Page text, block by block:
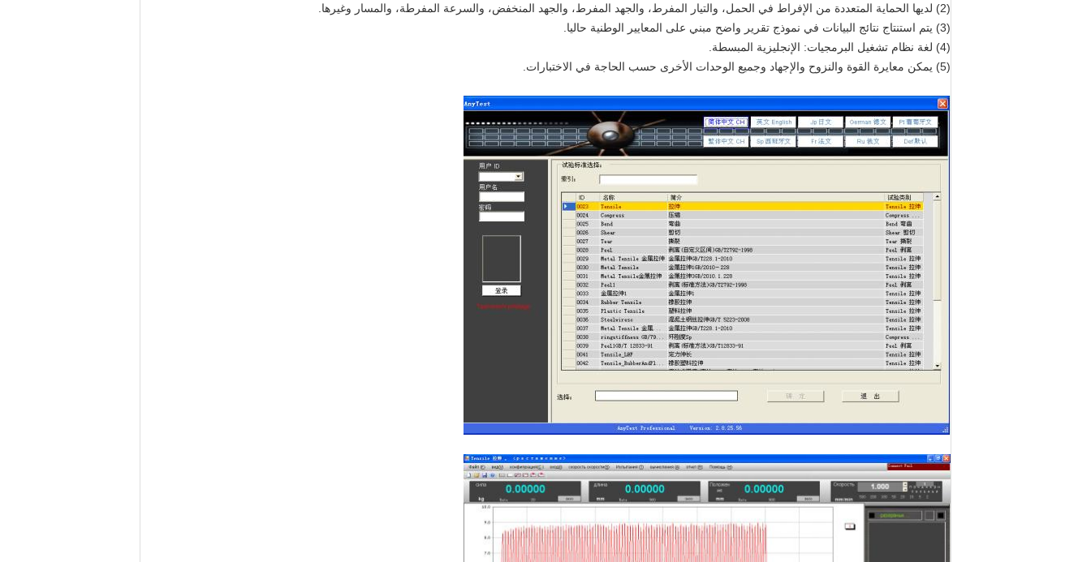
(2) لديها الحماية المتعددة من الإفراط في الحمل، والتيار المفرط، والجهد المفرط، والجهد المنخفض، والسرعة المفرطة، والمسار وغيرها.
(3) يتم استنتاج نتائج البيانات في نموذج تقرير واضح مبني على المعايير الوطنية حاليا.
(4) لغة نظام تشغيل البرمجيات: الإنجليزية المبسطة.
(5) يمكن معايرة القوة والنزوح والإجهاد وجميع الوحدات الأخرى حسب الحاجة في الاختبارات.